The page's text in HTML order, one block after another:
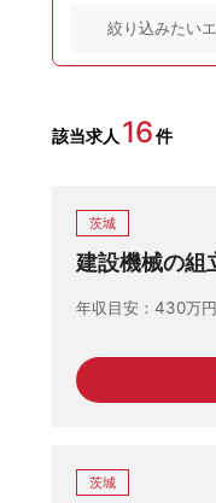
該当求人 16件
茨城
建設機械の組
年収目安 430万
茨城